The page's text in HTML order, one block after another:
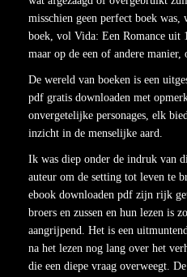
misschien geen perfect boek was,
boek, vol Vida: Een Romance uit
maar op de een of andere
De wereld van boeken is een
pdf gratis downloaden met
onvergetelijke personages, elk
inzicht in de menselijke aard.
Ik was diep onder de indruk van
auteur om de setting tot leven te
ebook downloaden pdf zijn rijk
broers en zussen en hun lezen is
aangrijpend. Het is een
na het lezen nog lang over het
die een diepe vraag overweegt.